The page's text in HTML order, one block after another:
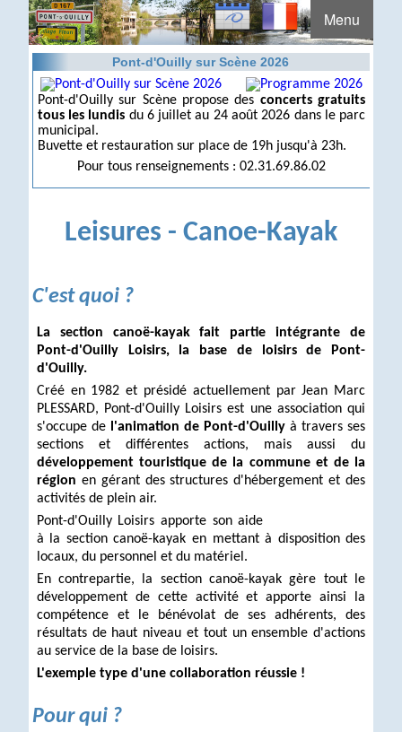
Menu
Pont-d'Ouilly sur Scène 2026
Pont-d'Ouilly sur Scène propose des concerts gratuits
tous les lundis du 6 juillet au 24 août 2026 dans le parc
municipal.
Buvette et restauration sur place de 19h jusqu'à 23h.
Pour tous renseignements : 02.31.69.86.02
Leisures - Canoe-Kayak
C'est quoi ?
La section canoë-kayak fait partie intégrante de
Pont-d'Ouilly Loisirs, la base de loisirs de Pont-
d'Ouilly.
Créé en 1982 et présidé actuellement par Jean Marc
PLESSARD, Pont-d'Ouilly Loisirs est une association qui
s'occupe de l'animation de Pont-d'Ouilly à travers ses
sections et différentes actions, mais aussi du
développement touristique de la commune et de la
région en gérant des structures d'hébergement et des
activités de plein air.
Pont-d'Ouilly Loisirs apporte son aide
à la section canoë-kayak en mettant à disposition des
locaux, du personnel et du matériel.
En contrepartie, la section canoë-kayak gère tout le
développement de cette activité et apporte ainsi la
compétence et le bénévolat de ses adhérents, des
résultats de haut niveau et tout un ensemble d'actions
au service de la base de loisirs.
L'exemple type d'une collaboration réussie !
Pour qui ?